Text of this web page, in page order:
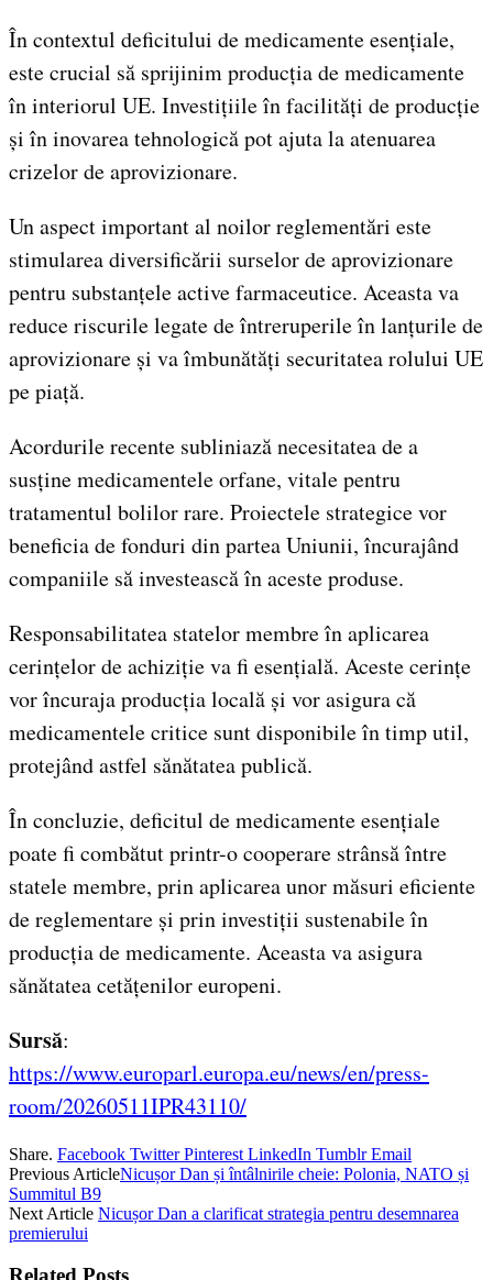
În contextul deficitului de medicamente esențiale,
este crucial să sprijinim producția de medicamente
în interiorul UE. Investițiile în facilități de producție
și în inovarea tehnologică pot ajuta la atenuarea
crizelor de aprovizionare.
Un aspect important al noilor reglementări este
stimularea diversificării surselor de aprovizionare
pentru substanțele active farmaceutice. Aceasta va
reduce riscurile legate de întreruperile în lanțurile de
aprovizionare și va îmbunătăți securitatea rolului UE
pe piață.
Acordurile recente subliniază necesitatea de a
susține medicamentele orfane, vitale pentru
tratamentul bolilor rare. Proiectele strategice vor
beneficia de fonduri din partea Uniunii, încurajând
companiile să investească în aceste produse.
Responsabilitatea statelor membre în aplicarea
cerințelor de achiziție va fi esențială. Aceste cerințe
vor încuraja producția locală și vor asigura că
medicamentele critice sunt disponibile în timp util,
protejând astfel sănătatea publică.
În concluzie, deficitul de medicamente esențiale
poate fi combătut printr-o cooperare strânsă între
statele membre, prin aplicarea unor măsuri eficiente
de reglementare și prin investiții sustenabile în
producția de medicamente. Aceasta va asigura
sănătatea cetățenilor europeni.
Sursă:
https://www.europarl.europa.eu/news/en/press-
room/20260511IPR43110/
Share. Facebook Twitter Pinterest LinkedIn Tumblr Email
Previous ArticleNicușor Dan și întâlnirile cheie: Polonia, NATO și
Summitul B9
Next Article Nicușor Dan a clarificat strategia pentru desemnarea
premierului